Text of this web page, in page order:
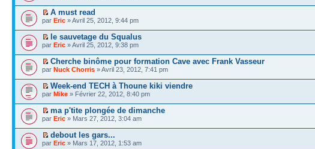
A must read
par Eric » Avril 25, 2012, 9:44 pm
le sauvetage du Squalus
par Eric » Avril 25, 2012, 9:38 pm
Cherche binôme pour formation Cave avec Frank Vasseur
par Nuck Chorris » Avril 23, 2012, 7:41 pm
Week-end TECH à Thoune kiki viendre
par Mike » Février 22, 2012, 8:40 pm
ma p'tite plongée de dimanche
par Eric » Mars 27, 2012, 3:04 am
debout les gars...
par Eric » Mars 17, 2012, 1:53 am